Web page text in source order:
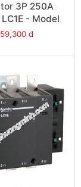
3P 250A
- Model
đ